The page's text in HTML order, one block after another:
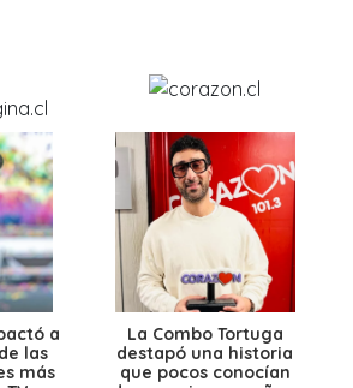
a
las
más
La Combo Tortuga
destapó una historia
que pocos conocían